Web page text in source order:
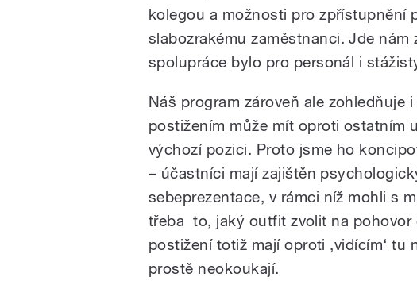
kolegou a možnosti pro zpřístupnění
slabozrakému zaměstnanci. Jde
spolupráce bylo pro personál i
Náš program zároveň ale zohledňuje
postižením může mít oproti ostatním
výchozí pozici. Proto jsme ho
– účastníci mají zajištěn
sebeprezentace, v rámci níž mohli s
třeba to, jaký outfit zvolit na pohovor
postižení totiž mají oproti ‚vidícím‘ tu
prostě neokoukají.